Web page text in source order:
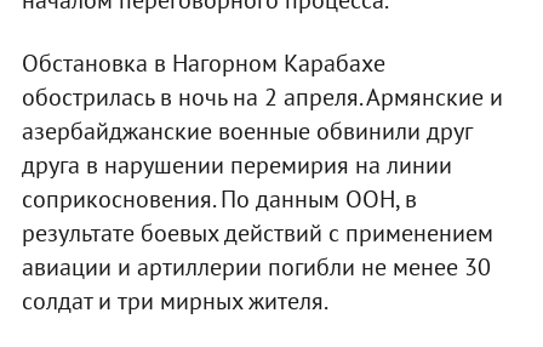
Обстановка в Нагорном Карабахе
обострилась в ночь на 2 апреля. Армянские и
азербайджанские военные обвинили друг
друга в нарушении перемирия на линии
соприкосновения. По данным ООН, в
результате боевых действий с применением
авиации и артиллерии погибли не менее 30
солдат и три мирных жителя.